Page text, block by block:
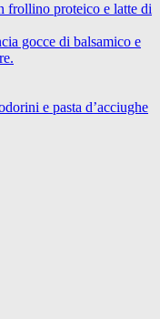
frollino proteico e latte di
gocce di balsamico e
e pasta d’acciughe